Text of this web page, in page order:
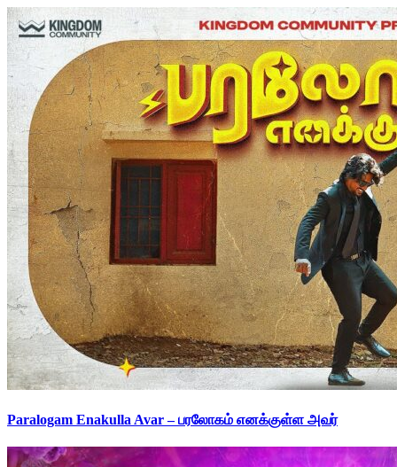
Paralogam Enakulla Avar – பரலோகம் எனக்குள்ள அவர்